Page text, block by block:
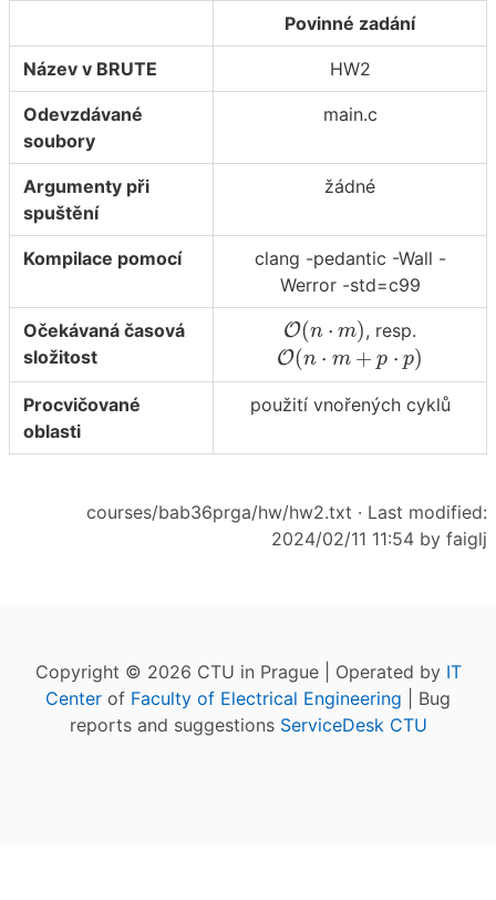
Povinné zadání
Název v BRUTE HW2
Odevzdávané
soubory
main.c
Argumenty při
spuštění
žádné
Kompilace pomocí
clang -pedantic -Wall -
Werror -std=c99
Očekávaná časová
složitost
O(n ⋅ m)
O(n⋅ m) , resp.
O(n ⋅ m + p ⋅ p)
O(n⋅ m+ p⋅ p
Procvičované
oblasti
použití vnořených cyklů
courses/bab36prga/hw/hw2.txt · Last modified:
2024/02/11 11:54 by faiglj
Copyright © 2026 CTU in Prague | Operated by IT
Center of Faculty of Electrical Engineering | Bug
reports and suggestions ServiceDesk CTU